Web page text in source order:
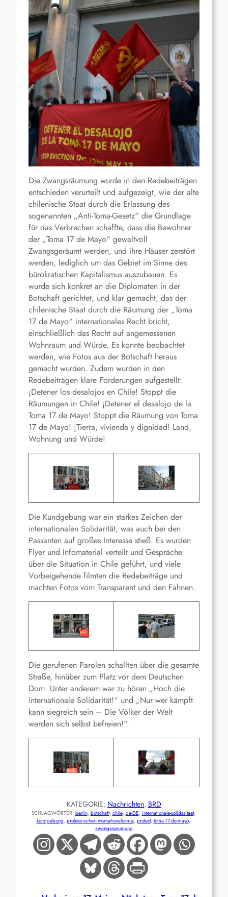
Die Zwangsräumung wurde in den Redebeiträgen
entschieden verurteilt und aufgezeigt, wie der alte
chilenische Staat durch die Erlassung des
sogenannten „Anti-Toma-Gesetz“ die Grundlage
für das Verbrechen schaffte, dass die Bewohner
der „Toma 17 de Mayo“ gewaltvoll
Zwangsgeräumt werden, und ihre Häuser zerstört
werden, lediglich um das Gebiet im Sinne des
bürokratischen Kapitalismus auszubauen. Es
wurde sich konkret an die Diplomaten in der
Botschaft gerichtet, und klar gemacht, das der
chilenische Staat durch die Räumung der „Toma
17 de Mayo“ internationales Recht bricht,
einschließlich das Recht auf angemessenen
Wohnraum und Würde. Es konnte beobachtet
werden, wie Fotos aus der Botschaft heraus
gemacht wurden. Zudem wurden in den
Redebeiträgen klare Forderungen aufgestellt:
¡Detener los desalojos en Chile! Stoppt die
Räumungen in Chile! ¡Detener el desalojo de la
Toma 17 de Mayo! Stoppt die Räumung von Toma
17 de Mayo! ¡Tierra, vivienda y dignidad! Land,
Wohnung und Würde!
Die Kundgebung war ein starkes Zeichen der
internationalen Solidarität, was auch bei den
Passanten auf großes Interesse stieß. Es wurden
Flyer und Infomaterial verteilt und Gespräche
über die Situation in Chile geführt, und viele
Vorbeigehende filmten die Redebeiträge und
machten Fotos vom Transparent und den Fahnen.
Die gerufenen Parolen schallten über die gesamte
Straße, hinüber zum Platz vor dem Deutschen
Dom. Unter anderem war zu hören „Hoch die
internationale Solidarität!“ und „Nur wer kämpft
kann siegreich sein – Die Völker der Welt
werden sich selbst befreien!“.
KATEGORIE: Nachrichten, BRD
SCHLAGWÖRTER: berlin, botschaft, chile, de-DE, internationale-solidaritaet
kundgebung, proletarischer-internationalismus, protest, toma-17-de-mayo
zwangsraeumung